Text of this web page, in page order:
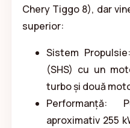
Chery Tiggo 8), dar
superior:
Sistem
(SHS) cu un
turbo și două
Performanță:
aproximativ 255